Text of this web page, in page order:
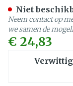
€ 24,83
Niet
Neem contact op
we samen de